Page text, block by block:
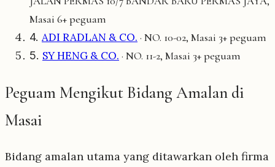
Masai 6+ peguam
4. ADI RADLAN & CO. · NO. 10-02, Masai 3+ peguam
5. SY HENG & CO. · NO. 11-2, Masai 3+ peguam
Peguam Mengikut Bidang Amalan di
Masai
Bidang amalan utama yang ditawarkan oleh firma